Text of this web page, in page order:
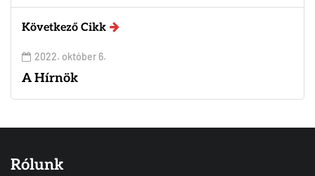
Következő Cikk
2022. október 6.
A Hírnök
Rólunk